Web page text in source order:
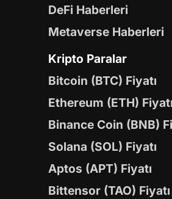
DeFi Haberleri
Metaverse Haberleri
Kripto Paralar
Bitcoin (BTC) Fiyatı
Ethereum (ETH) Fiyatı
Binance Coin (BNB)
Solana (SOL) Fiyatı
Aptos (APT) Fiyatı
Bittensor (TAO) Fiyatı